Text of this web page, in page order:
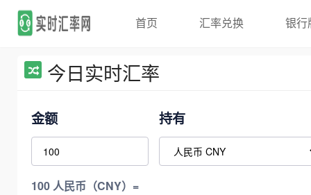
首页 汇率兑换 银行
今日实时汇率
金额 持有
100 人民币（CNY）=